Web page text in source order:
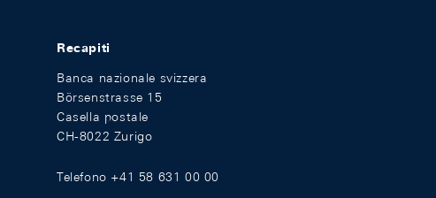
Recapiti
Banca nazionale svizzera
Börsenstrasse 15
Casella postale
CH-8022 Zurigo
Telefono +41 58 631 00 00